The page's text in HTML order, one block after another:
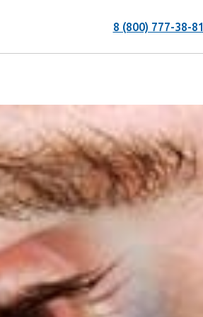
8 (800) 777-38-81